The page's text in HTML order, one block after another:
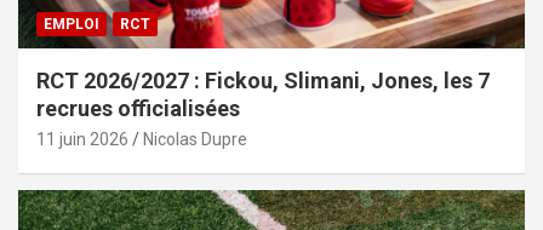
EMPLOI RCT
RCT 2026/2027 : Fickou, Slimani, Jones, les 7
recrues officialisées
11 juin 2026 Nicolas Dupre